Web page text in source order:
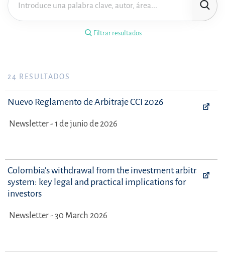
Filtrar resultados
Área de práctica
24 RESULTADOS
Nuevo Reglamento de Arbitraje CCI 2026
Newsletter - 1 de junio de 2026
Colombia’s withdrawal from the investment arbitration
system: key legal and practical implications for
investors
Newsletter - 30 March 2026